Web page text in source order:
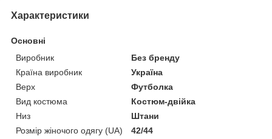
Характеристики
Основні
Виробник
Без бренду
Країна виробник
Україна
Верх
Футболка
Вид костюма
Костюм-двійка
Низ
Штани
Розмір жіночого одягу (UA)
42/44